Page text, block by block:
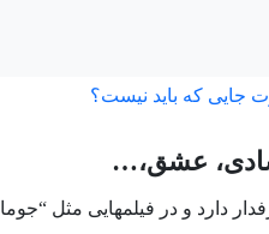
جایی که باید نیست؟
شادی، عشق،…
دارد و در فیلمهایی مثل